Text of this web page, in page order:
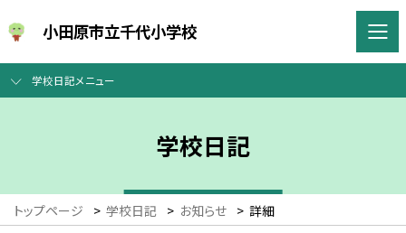
小田原市立千代小学校
学校日記メニュー
学校日記
トップページ > 学校日記 > お知らせ > 詳細